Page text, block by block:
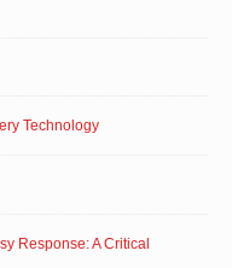
Technology
Response: A Critical